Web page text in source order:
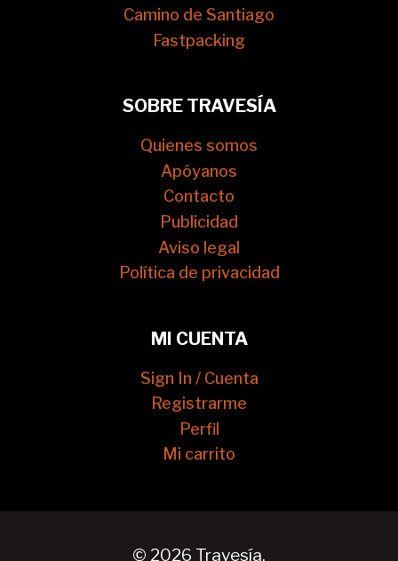
Camino de Santiago
Fastpacking
SOBRE TRAVESÍA
Quienes somos
Apóyanos
Contacto
Publicidad
Aviso legal
Política de privacidad
MI CUENTA
Sign In / Cuenta
Registrarme
Perfil
Mi carrito
© 2026 Travesía.